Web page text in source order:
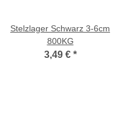
Stelzlager Schwarz 3-6cm
800KG
3,49 € *